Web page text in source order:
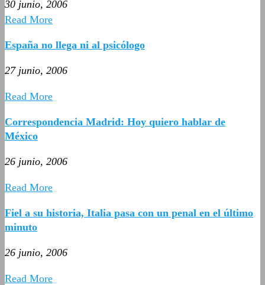
30 junio, 2006
Read More
España no llega ni al psicólogo
27 junio, 2006
Read More
Correspondencia Madrid: Hoy quiero hablar de
México
26 junio, 2006
Read More
Fiel a su historia, Italia pasa con un penal en el último
minuto
26 junio, 2006
Read More